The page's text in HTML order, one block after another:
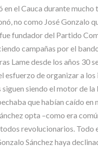
el Cauca durante
no como José Gonzalo
fundador del Partido
campañas por el
Lame desde los años 30
de organizar a
siendo el motor de la
que habían caído
opta –como era
revolucionarios. Todo
Sánchez haya